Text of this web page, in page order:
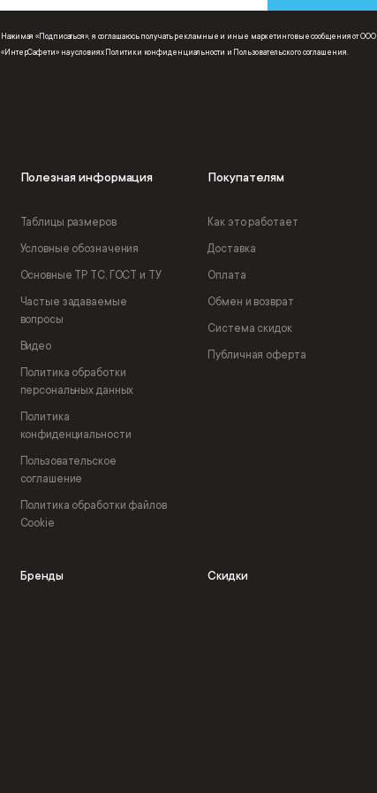
Нажимая «Подписаться», я соглашаюсь получать рекламные и иные маркетинговые сообщения от ООО
«ИнтерСафети» на условиях Политики конфиденциальности и Пользовательского соглашения.
Полезная информация
Таблицы размеров
Условные обозначения
Основные ТР ТС, ГОСТ и ТУ
Частые задаваемые
вопросы
Видео
Политика обработки
персональных данных
Политика
конфиденциальности
Пользовательское
соглашение
Политика обработки файлов
Cookie
Покупателям
Как это работает
Доставка
Оплата
Обмен и возврат
Система скидок
Публичная оферта
Бренды Скидки